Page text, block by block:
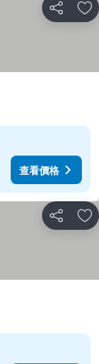
分享 加
查看價格
分享 加